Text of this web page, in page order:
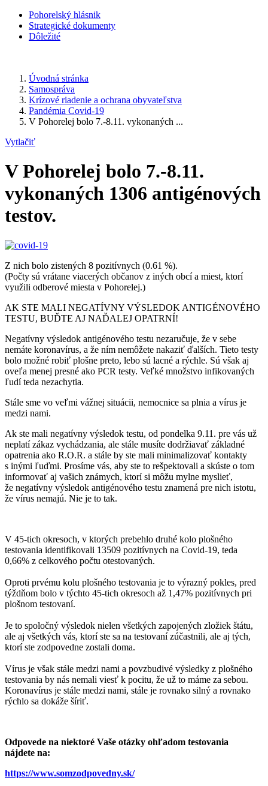
Pohorelský hlásnik
Strategické dokumenty
Dôležité
Úvodná stránka
Samospráva
Krízové riadenie a ochrana obyvateľstva
Pandémia Covid-19
V Pohorelej bolo 7.-8.11. vykonaných ...
Vytlačiť
V Pohorelej bolo 7.-8.11.
vykonaných 1306 antigénových
testov.
Z nich bolo zistených 8 pozitívnych (0.61 %).
(Počty sú vrátane viacerých občanov z iných obcí a miest, ktorí
využili odberové miesta v Pohorelej.)
AK STE MALI NEGATÍVNY VÝSLEDOK ANTIGÉNOVÉHO
TESTU, BUĎTE AJ NAĎALEJ OPATRNÍ!
Negatívny výsledok antigénového testu nezaručuje, že v sebe
nemáte koronavírus, a že ním nemôžete nakaziť ďalších. Tieto testy
bolo možné robiť plošne preto, lebo sú lacné a rýchle. Sú však aj
oveľa menej presné ako PCR testy. Veľké množstvo infikovaných
ľudí teda nezachytia.
Stále sme vo veľmi vážnej situácii, nemocnice sa plnia a vírus je
medzi nami.
Ak ste mali negatívny výsledok testu, od pondelka 9.11. pre vás už
neplatí zákaz vychádzania, ale stále musíte dodržiavať základné
opatrenia ako R.O.R. a stále by ste mali minimalizovať kontakty
s inými ľuďmi. Prosíme vás, aby ste to rešpektovali a skúste o tom
informovať aj vašich známych, ktorí si môžu mylne myslieť,
že negatívny výsledok antigénového testu znamená pre nich istotu,
že vírus nemajú. Nie je to tak.
V 45-tich okresoch, v ktorých prebehlo druhé kolo plošného
testovania identifikovali 13509 pozitívnych na Covid-19, teda
0,66% z celkového počtu otestovaných.
Oproti prvému kolu plošného testovania je to výrazný pokles, pred
týždňom bolo v týchto 45-tich okresoch až 1,47% pozitívnych pri
plošnom testovaní.
Je to spoločný výsledok nielen všetkých zapojených zložiek štátu,
ale aj všetkých vás, ktorí ste sa na testovaní zúčastnili, ale aj tých,
ktorí ste zodpovedne zostali doma.
Vírus je však stále medzi nami a povzbudivé výsledky z plošného
testovania by nás nemali viesť k pocitu, že už to máme za sebou.
Koronavírus je stále medzi nami, stále je rovnako silný a rovnako
rýchlo sa dokáže šíriť.
Odpovede na niektoré Vaše otázky ohľadom testovania
nájdete na:
https://www.somzodpovedny.sk/